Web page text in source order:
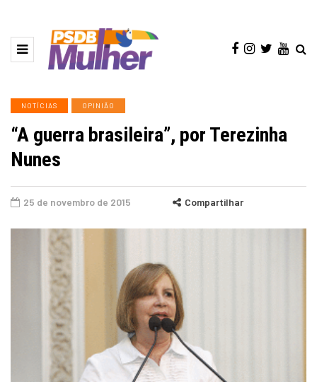
NOTÍCIAS OPINIÃO
“A guerra brasileira”, por Terezinha
Nunes
25 de novembro de 2015 Compartilhar